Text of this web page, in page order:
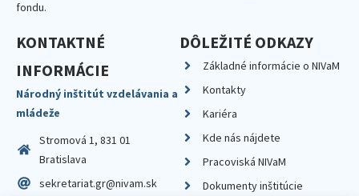
fondu.
KONTAKTNÉ
INFORMÁCIE
Národný inštitút vzdelávania a
mládeže
Stromová 1, 831 01
Bratislava
sekretariat.gr@nivam.sk
DÔLEŽITÉ ODKAZY
Základné informácie o NIVaM
Kontakty
Kariéra
Kde nás nájdete
Pracoviská NIVaM
Dokumenty inštitúcie